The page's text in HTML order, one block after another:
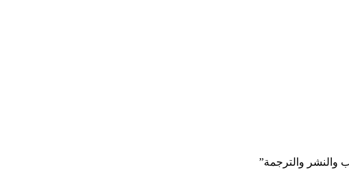
والنشر والترجمة”